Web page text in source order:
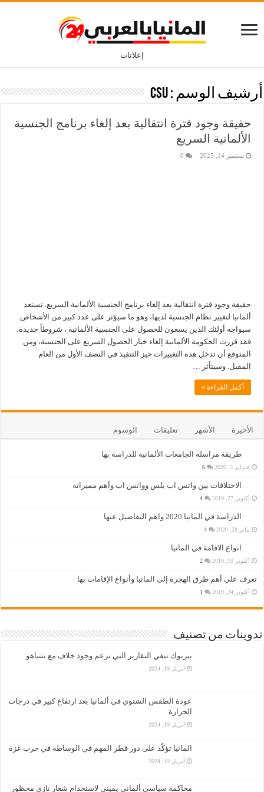
إعلانات
أرشيف الوسم :CSU
حقيقة وجود فترة انتقالية بعد إلغاء برنامج الجنسية
الألمانية السريع
سبتمبر 14, 2025 0
حقيقة وجود فترة انتقالية بعد إلغاء برنامج الجنسية الألمانية السريع. تستعد
ألمانيا لتغيير نظام الجنسية لديها، وهو ما سيؤثر على عدد كبير من الأشخاص.
سيواجه أولئك الذين يسعون للحصول على الجنسية الألمانية ، شروطاً جديدة،
فقد قررت الحكومة الألمانية إلغاء خيار الحصول السريع على الجنسية، ومن
المتوقع أن تدخل هذه التغييرات حيز التنفيذ في النصف الأول من العام
المقبل. وسيتأثر …
أكمل القراءة »
الأخيرة الأشهر تعليقات الوسوم
طريقة مراسلة الجامعات الألمانية للدراسة بها
فبراير 5, 2020 6
الاختلافات بين واتس اب بلس وواتس اب وأهم مميزاته
أكتوبر 27, 2019 4
الدراسة في المانيا 2020 واهم التفاصيل عنها
يناير 28, 2020 4
انواع الاقامة في المانيا
أكتوبر 10, 2019 2
تعرف على أهم طرق الهجرة إلى المانيا وأنواع الإقامات بها
أكتوبر 24, 2019 1
تدوينات من تصنيف
بيربوك تنفي التقارير التي تزعم وجود خلاف مع نتنياهو
أبريل 19, 2024
عودة الطقس الشتوي في ألمانيا بعد ارتفاع كبير في درجات
الحرارة
أبريل 19, 2024
المانيا تؤكّد على دور قطر المهم في الوساطة في حرب غزة
أبريل 19, 2024
محاكمة سياسي ألماني يميني لاستخدام شعار نازي محظور